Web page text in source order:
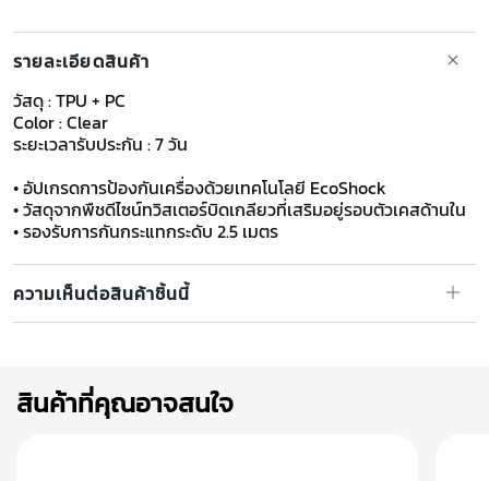
รายละเอียดสินค้า
วัสดุ : TPU + PC
Color : Clear
ระยะเวลารับประกัน : 7 วัน
​​​​​​• อัปเกรดการป้องกันเครื่องด้วยเทคโนโลยี EcoShock
• วัสดุจากพืชดีไซน์ทวิสเตอร์บิดเกลียวที่เสริมอยู่รอบตัวเคสด้านใน
• รองรับการกันกระแทกระดับ 2.5 เมตร
ความเห็นต่อสินค้าชิ้นนี้
สินค้าที่คุณอาจสนใจ